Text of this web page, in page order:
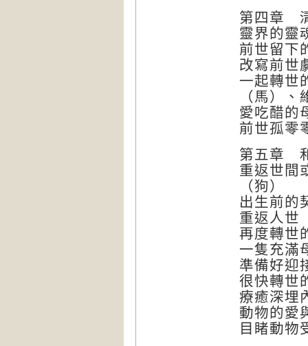
第四章
靈界的靈
前世留下
改寫前世
一起轉世
（馬）
愛吃醋的
前世孤零
第五章
重返世間
（狗）
出生前的
重返人世
再度轉世
一隻充滿
準備好迎
很快轉世
療癒深埋
動物的愛
目睹動物